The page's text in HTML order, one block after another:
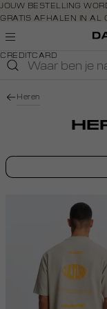
Navigeer
direct naar
de
Open de
direct
JOUW BESTELLING
GRATIS AFHALEN IN AL
GRATIS RETOURNEREN
BETAAL ZOALS JIJ
CREDITCARD
Heren